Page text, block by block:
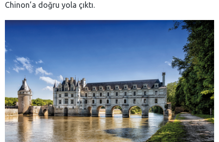
Chinon’a doğru yola çıktı.